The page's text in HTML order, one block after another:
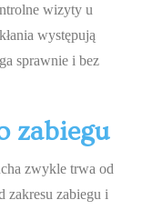
wizyty u
występują
sprawnie i bez
zabiegu
zwykle trwa od
zabiegu i